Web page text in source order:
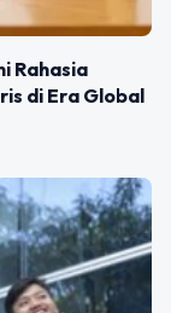
Rahasia
di Era Global